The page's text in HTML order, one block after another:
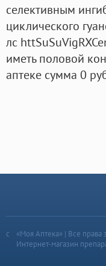
селективным
циклического
лс
иметь половой
аптеке сумма 0
«Моя Аптека» | Все
Интернет-магазин